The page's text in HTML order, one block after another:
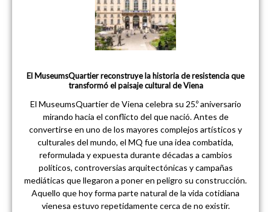
El MuseumsQuartier reconstruye la historia de resistencia que
transformó el paisaje cultural de Viena
El MuseumsQuartier de Viena celebra su 25.º aniversario
mirando hacia el conflicto del que nació. Antes de
convertirse en uno de los mayores complejos artísticos y
culturales del mundo, el MQ fue una idea combatida,
reformulada y expuesta durante décadas a cambios
políticos, controversias arquitectónicas y campañas
mediáticas que llegaron a poner en peligro su construcción.
Aquello que hoy forma parte natural de la vida cotidiana
vienesa estuvo repetidamente cerca de no existir.